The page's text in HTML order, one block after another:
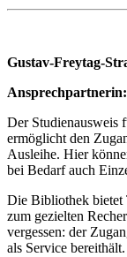
Gustav-Freytag-
Ansprechpartnerin:
Der Studienausweis
ermöglicht den
Ausleihe. Hier
bei Bedarf auch
Die Bibliothek bietet
zum gezielten
vergessen: der
als Service bereithält.